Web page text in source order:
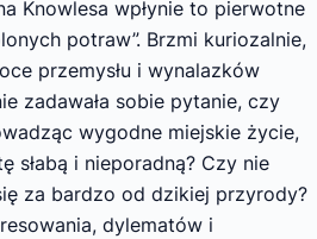
Knowlesa wpłynie to pierwotne
potraw”. Brzmi kuriozalnie,
prze­mysłu i wynalazków
zadawała sobie pytanie, czy
wygodne miejskie życie,
słabą i nieporadną? Czy nie
za bardzo od dzikiej przyrody?
dylematów i